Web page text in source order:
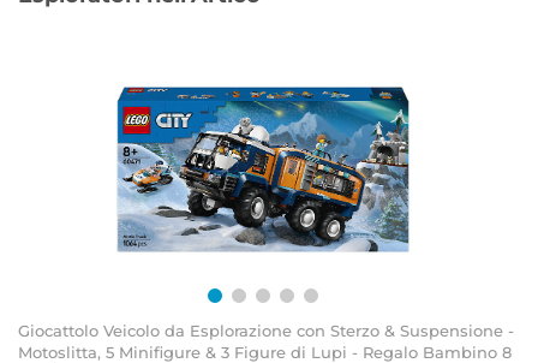
Giocattolo Veicolo da Esplorazione con Sterzo & Suspensione -
Motoslitta, 5 Minifigure & 3 Figure di Lupi - Regalo Bambino 8